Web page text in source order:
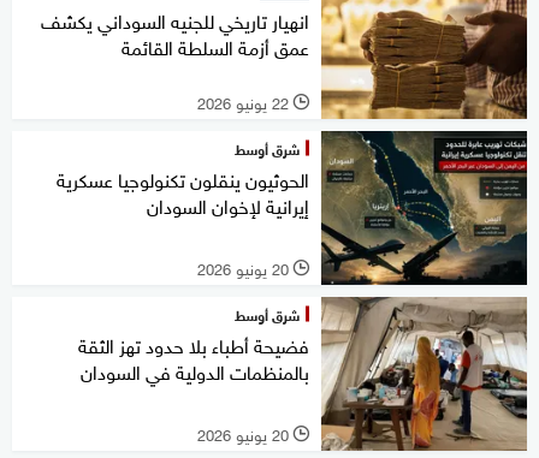
انهيار تاريخي للجنيه السوداني يكشف
عمق أزمة السلطة القائمة
l 22 يونيو 2026
شرق أوسط
الحوثيون ينقلون تكنولوجيا عسكرية
إيرانية لإخوان السودان
l 20 يونيو 2026
شرق أوسط
فضيحة أطباء بلا حدود تهز الثقة
بالمنظمات الدولية في السودان
l 20 يونيو 2026